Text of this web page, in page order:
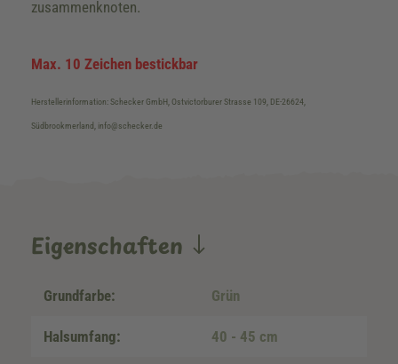
zusammenknoten.
Max. 10 Zeichen bestickbar
Herstellerinformation: Schecker GmbH, Ostvictorburer Strasse 109, DE-26624,
Südbrookmerland, info@schecker.de
Eigenschaften
Grundfarbe: Grün
Halsumfang: 40 - 45 cm